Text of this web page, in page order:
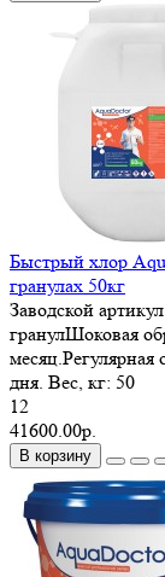
Быстрый хлор
гранулах 50кг
Заводской
гранулШоковая
месяц.Регулярная
дня. Вес, кг: 50
12
41600.00р.
В корзину